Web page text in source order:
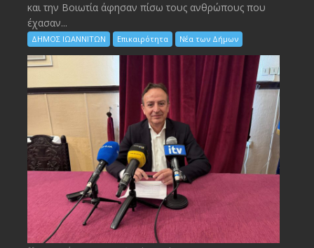
και την Bοιωτία άφησαν πίσω τους ανθρώπους που
έχασαν...
ΔΗΜΟΣ ΙΩΑΝΝΙΤΩΝ Επικαιρότητα Νέα των Δήμων